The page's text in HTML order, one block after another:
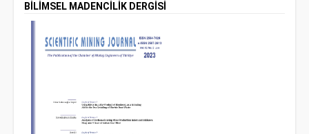
BİLİMSEL MADENCİLİK DERGİSİ